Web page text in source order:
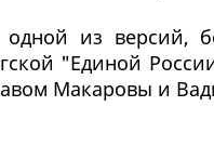
из версий,
"Единой
Макаровы и